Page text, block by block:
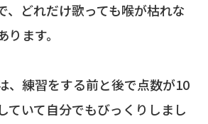
、どれだけ歌っても喉が枯れな
ます。
、練習をする前と後で点数が10
ていて自分でもびっくりしまし